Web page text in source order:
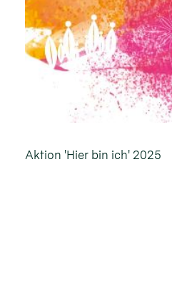
Aktion 'Hier bin ich' 2025